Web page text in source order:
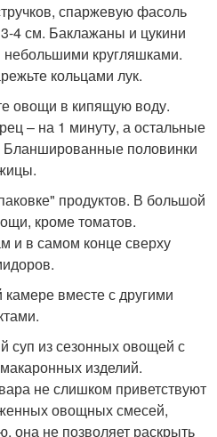
спаржевую фасоль
4 см. Баклажаны и цукини
небольшими кругляшками.
кольцами лук.
овощи в кипящую воду.
– на 1 минуту, а остальные
половинки
продуктов. В большой
кроме томатов.
и в самом конце сверху
вместе с другими
суп из сезонных овощей с
изделий.
не слишком приветствуют
овощных смесей,
она не позволяет раскрыть